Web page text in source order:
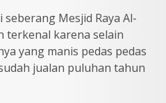
Mesjid Raya Al-
terkenal karena selain
yang manis pedas pedas
jualan puluhan tahun